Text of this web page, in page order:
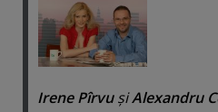
Irene PîrvuşiAlexandru